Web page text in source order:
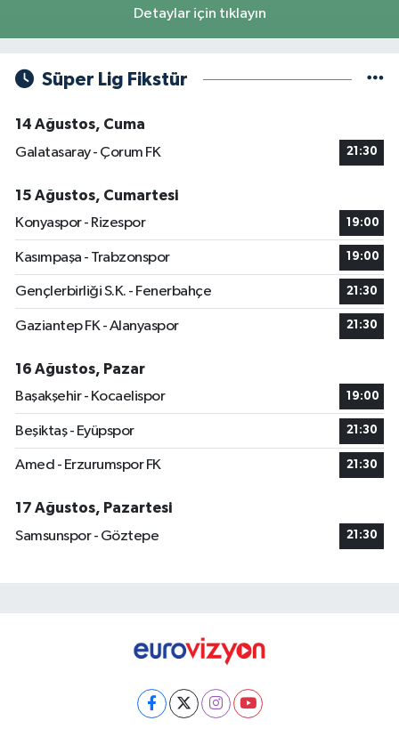
Detaylar için tıklayın
Süper Lig Fikstür
14 Ağustos, Cuma
Galatasaray - Çorum FK
21:30
15 Ağustos, Cumartesi
Konyaspor - Rizespor
19:00
Kasımpaşa - Trabzonspor 19:00
Gençlerbirliği S.K. - Fenerbahçe 21:30
Gaziantep FK - Alanyaspor 21:30
16 Ağustos, Pazar
Başakşehir - Kocaelispor
19:00
Beşiktaş - Eyüpspor 21:30
Amed - Erzurumspor FK 21:30
17 Ağustos, Pazartesi
Samsunspor - Göztepe
21:30